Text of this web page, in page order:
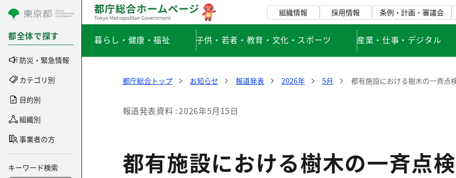
コンテンツにスキップ
都全体で探す
防災・緊急情報
カテゴリ別
目的別
組織別
事業者の方
キーワード検索
組織情報 採用情報 条例・計画・審議会
暮らし・健康・福祉 子供・若者・教育・文化・スポーツ 産業・仕事・デジタル
都庁総合トップ お知らせ 報道発表 2026年 5月 都有施設における樹木の一斉点
報道発表資料 2026年5月15日
都有施設における樹木の一斉点